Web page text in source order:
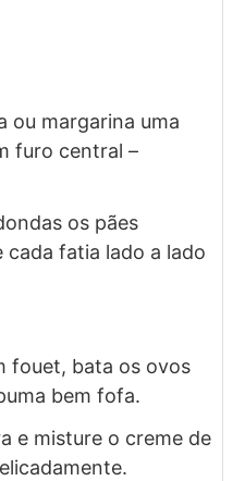
ou margarina uma
furo central –
os pães
cada fatia lado a lado
fouet, bata os ovos
bem fofa.
e misture o creme de